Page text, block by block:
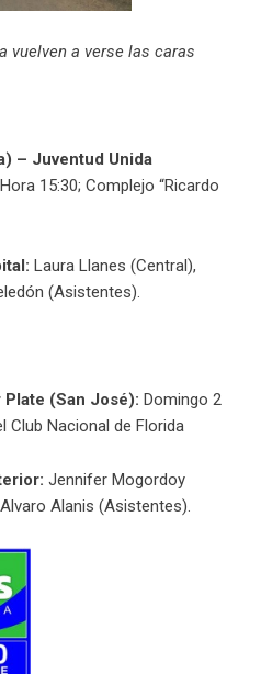
vuelven a verse las caras
– Juventud Unida
15:30; Complejo “Ricardo
Laura Llanes (Central),
(Asistentes).
(San José): Domingo 2
Club Nacional de Florida
Jennifer Mogordoy
Alanis (Asistentes).